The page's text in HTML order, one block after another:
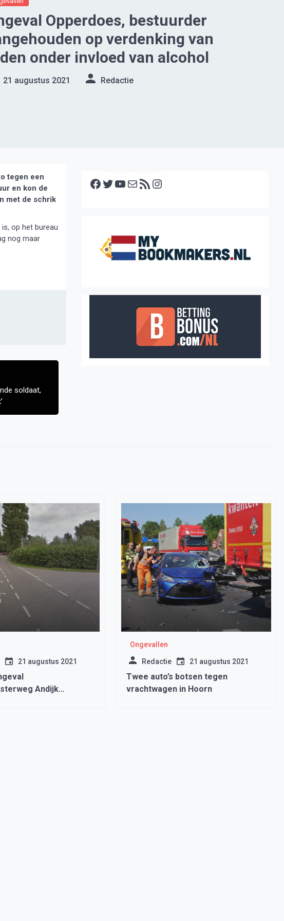
Opperdoes, bestuurder
op verdenking van
onder invloed van alcohol
21 augustus 2021 Redactie
tegen een
en kon de
met de schrik
op het bureau
nog maar
soldaat,
Facebook Twitter YouTube E-mail RSS feed
21 augustus 2021
Andijk
Ongevallen
Redactie 21 augustus 2021
Twee auto’s botsen tegen
vrachtwagen in Hoorn